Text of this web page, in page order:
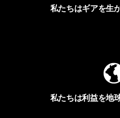
私たちはギアを生
私たちは利益を地